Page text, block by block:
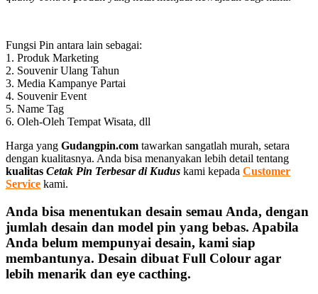
Fungsi Pin antara lain sebagai:
1. Produk Marketing
2. Souvenir Ulang Tahun
3. Media Kampanye Partai
4. Souvenir Event
5. Name Tag
6. Oleh-Oleh Tempat Wisata, dll
Harga yang Gudangpin.com tawarkan sangatlah murah, setara
dengan kualitasnya. Anda bisa menanyakan lebih detail tentang
kualitas Cetak Pin Terbesar di Kudus kami kepada Customer
Service kami.
Anda bisa menentukan desain semau Anda, dengan
jumlah desain dan model pin yang bebas. Apabila
Anda belum mempunyai desain, kami siap
membantunya. Desain dibuat Full Colour agar
lebih menarik dan eye cacthing.